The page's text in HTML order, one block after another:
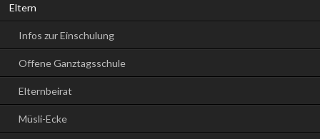
Eltern
Infos zur Einschulung
Offene Ganztagsschule
Elternbeirat
Müsli-Ecke